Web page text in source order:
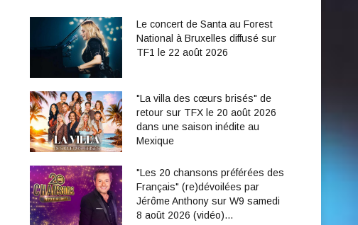
Le concert de Santa au Forest
National à Bruxelles diffusé sur
TF1 le 22 août 2026
"La villa des cœurs brisés" de
retour sur TFX le 20 août 2026
dans une saison inédite au
Mexique
"Les 20 chansons préférées des
Français" (re)dévoilées par
Jérôme Anthony sur W9 samedi
8 août 2026 (vidéo)…